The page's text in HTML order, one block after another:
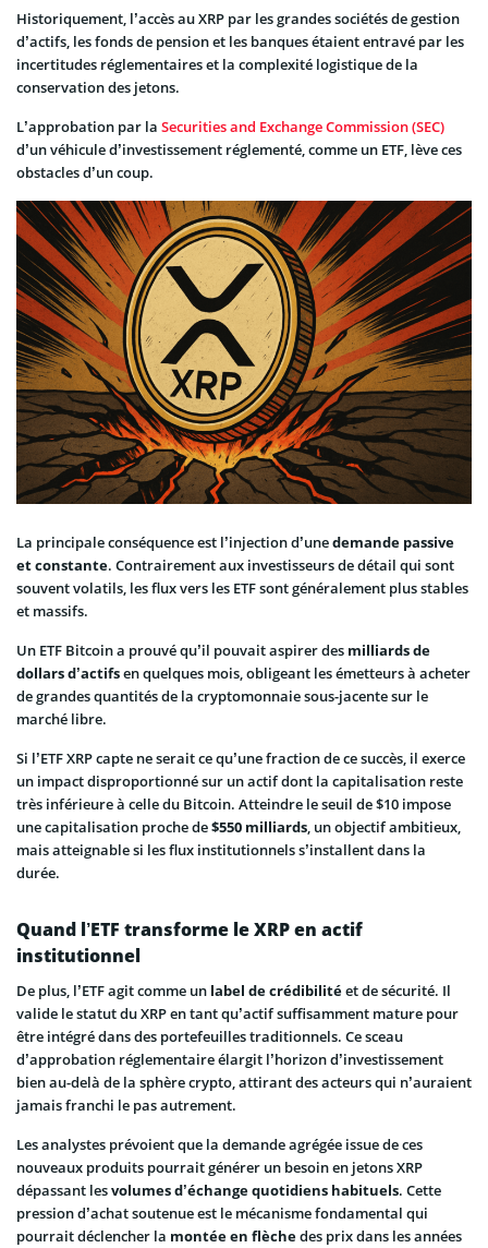
Historiquement, l’accès au XRP par les grandes sociétés de gestion
d’actifs, les fonds de pension et les banques étaient entravé par les
incertitudes réglementaires et la complexité logistique de la
conservation des jetons.
L’approbation par la Securities and Exchange Commission (SEC)
d’un véhicule d’investissement réglementé, comme un ETF, lève ces
obstacles d’un coup.
La principale conséquence est l’injection d’unedemande passive
et constante. Contrairement aux investisseurs de détail qui sont
souvent volatils, les flux vers les ETF sont généralement plus stables
et massifs.
Un ETF Bitcoin a prouvé qu’il pouvait aspirer des milliards de
dollars d’actifsen quelques mois, obligeant les émetteurs à acheter
de grandes quantités de la cryptomonnaie sous-jacente sur le
marché libre.
Si l’ETF XRP capte ne serait ce qu’une fraction de ce succès, il exerce
un impact disproportionné sur un actif dont la capitalisation reste
très inférieure à celle du Bitcoin. Atteindre le seuil de $10 impose
une capitalisation proche de$550 milliards, un objectif ambitieux,
mais atteignable si les flux institutionnels s’installent dans la
durée.
Quand l’ETF transforme le XRP en actif
institutionnel
De plus, l’ETF agit comme un label de crédibilitéet de sécurité. Il
valide le statut du XRP en tant qu’actif suffisamment mature pour
être intégré dans des portefeuilles traditionnels. Ce sceau
d’approbation réglementaire élargit l’horizon d’investissement
bien au-delà de la sphère crypto, attirant des acteurs qui n’auraient
jamais franchi le pas autrement.
Les analystes prévoient que la demande agrégée issue de ces
nouveaux produits pourrait générer un besoin en jetons XRP
dépassant lesvolumes d’échange quotidiens habituels. Cette
pression d’achat soutenue est le mécanisme fondamental qui
pourrait déclencher la montée en flèchedes prix dans les années